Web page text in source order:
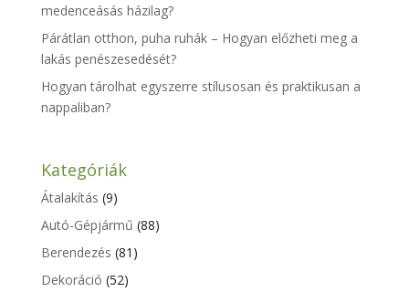
medenceásás házilag?
Párátlan otthon, puha ruhák – Hogyan előzheti meg a
lakás penészesedését?
Hogyan tárolhat egyszerre stílusosan és praktikusan a
nappaliban?
Kategóriák
Átalakítás (9)
Autó-Gépjármű (88)
Berendezés (81)
Dekoráció (52)